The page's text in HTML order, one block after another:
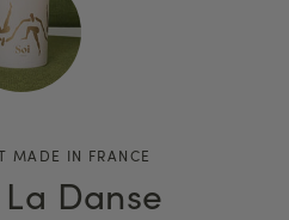
MADE IN FRANCE
Danse